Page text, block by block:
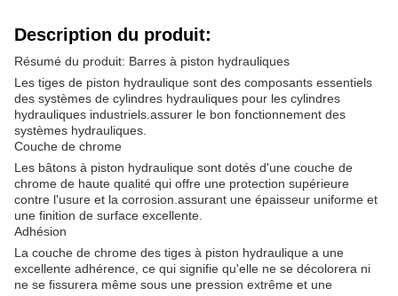
Description du produit:
Résumé du produit: Barres à piston hydrauliques
Les tiges de piston hydraulique sont des composants essentiels
des systèmes de cylindres hydrauliques pour les cylindres
hydrauliques industriels.assurer le bon fonctionnement des
systèmes hydrauliques.
Couche de chrome
Les bâtons à piston hydraulique sont dotés d'une couche de
chrome de haute qualité qui offre une protection supérieure
contre l'usure et la corrosion.assurant une épaisseur uniforme et
une finition de surface excellente.
Adhésion
La couche de chrome des tiges à piston hydraulique a une
excellente adhérence, ce qui signifie qu'elle ne se décolorera ni
ne se fissurera même sous une pression extrême et une